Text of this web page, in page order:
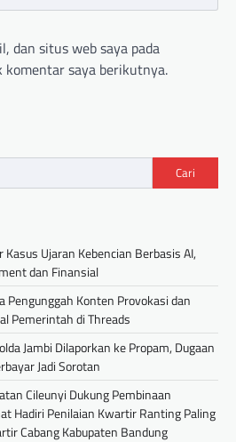
dan situs web saya pada
saya berikutnya.
Cari
Kasus Ujaran Kebencian Berbasis AI,
dan Finansial
Pengunggah Konten Provokasi dan
Pemerintah di Threads
Jambi Dilaporkan ke Propam, Dugaan
Jadi Sorotan
Cileunyi Dukung Pembinaan
Hadiri Penilaian Kwartir Ranting Paling
Cabang Kabupaten Bandung